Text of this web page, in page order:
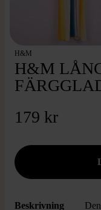
H&M
H&M
179 kr
Beskrivning